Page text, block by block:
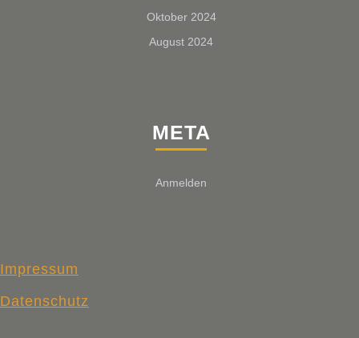
Oktober 2024
August 2024
META
Anmelden
Impressum
Datenschutz